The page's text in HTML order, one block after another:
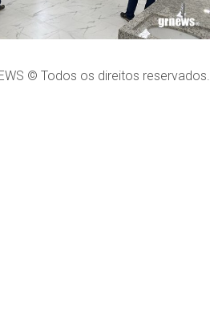
© Todos os direitos reservados.